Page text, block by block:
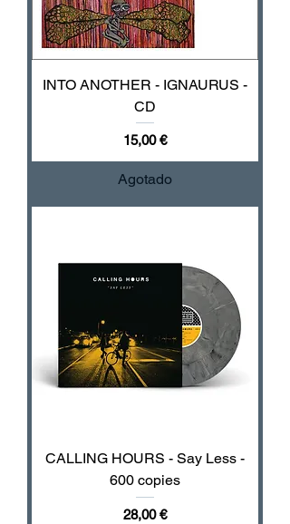
INTO ANOTHER - IGNAURUS -
CD
Precio
15,00 €
Agotado
CALLING HOURS - Say Less -
600 copies
Precio
28,00 €